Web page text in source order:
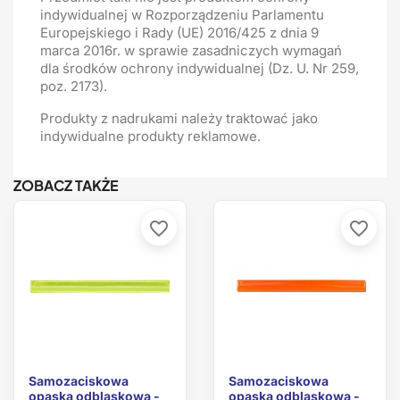
indywidualnej w Rozporządzeniu Parlamentu
Europejskiego i Rady (UE) 2016/425 z dnia 9
marca 2016r. w sprawie zasadniczych wymagań
dla środków ochrony indywidualnej (Dz. U. Nr 259,
poz. 2173).
Produkty z nadrukami należy traktować jako
indywidualne produkty reklamowe.
ZOBACZ TAKŻE
Samozaciskowa
opaska odblaskowa -
favorite_border
Samozaciskowa
opaska odblaskowa -
favorite_border